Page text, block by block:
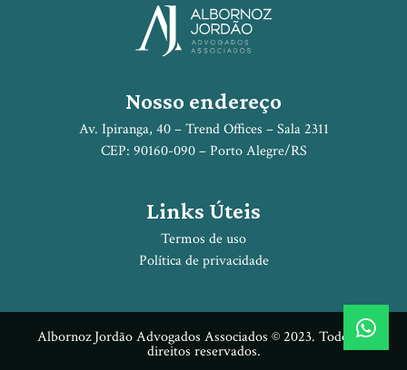
Nosso endereço
Av. Ipiranga, 40 – Trend Offices – Sala 2311
CEP: 90160-090 – Porto Alegre/RS
Links Úteis
Termos de uso
Política de privacidade
Albornoz Jordão Advogados Associados © 2023. Todos os
direitos reservados.